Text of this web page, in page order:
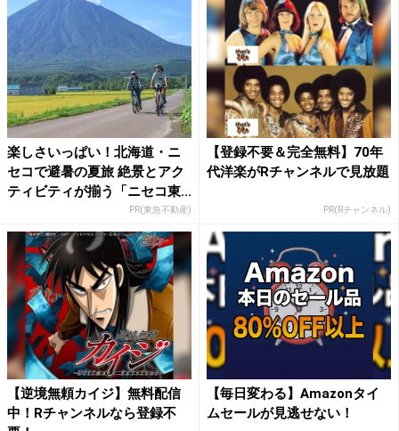
楽しさいっぱい！北海道・ニ
セコで避暑の夏旅 絶景とアク
ティビティが揃う「ニセコ東...
PR(東急不動産)
【登録不要＆完全無料】70年
代洋楽がRチャンネルで見放題
PR(Rチャンネル)
【逆境無頼カイジ】無料配信
中！Rチャンネルなら登録不
【毎日変わる】Amazonタイ
ムセールが見逃せない！